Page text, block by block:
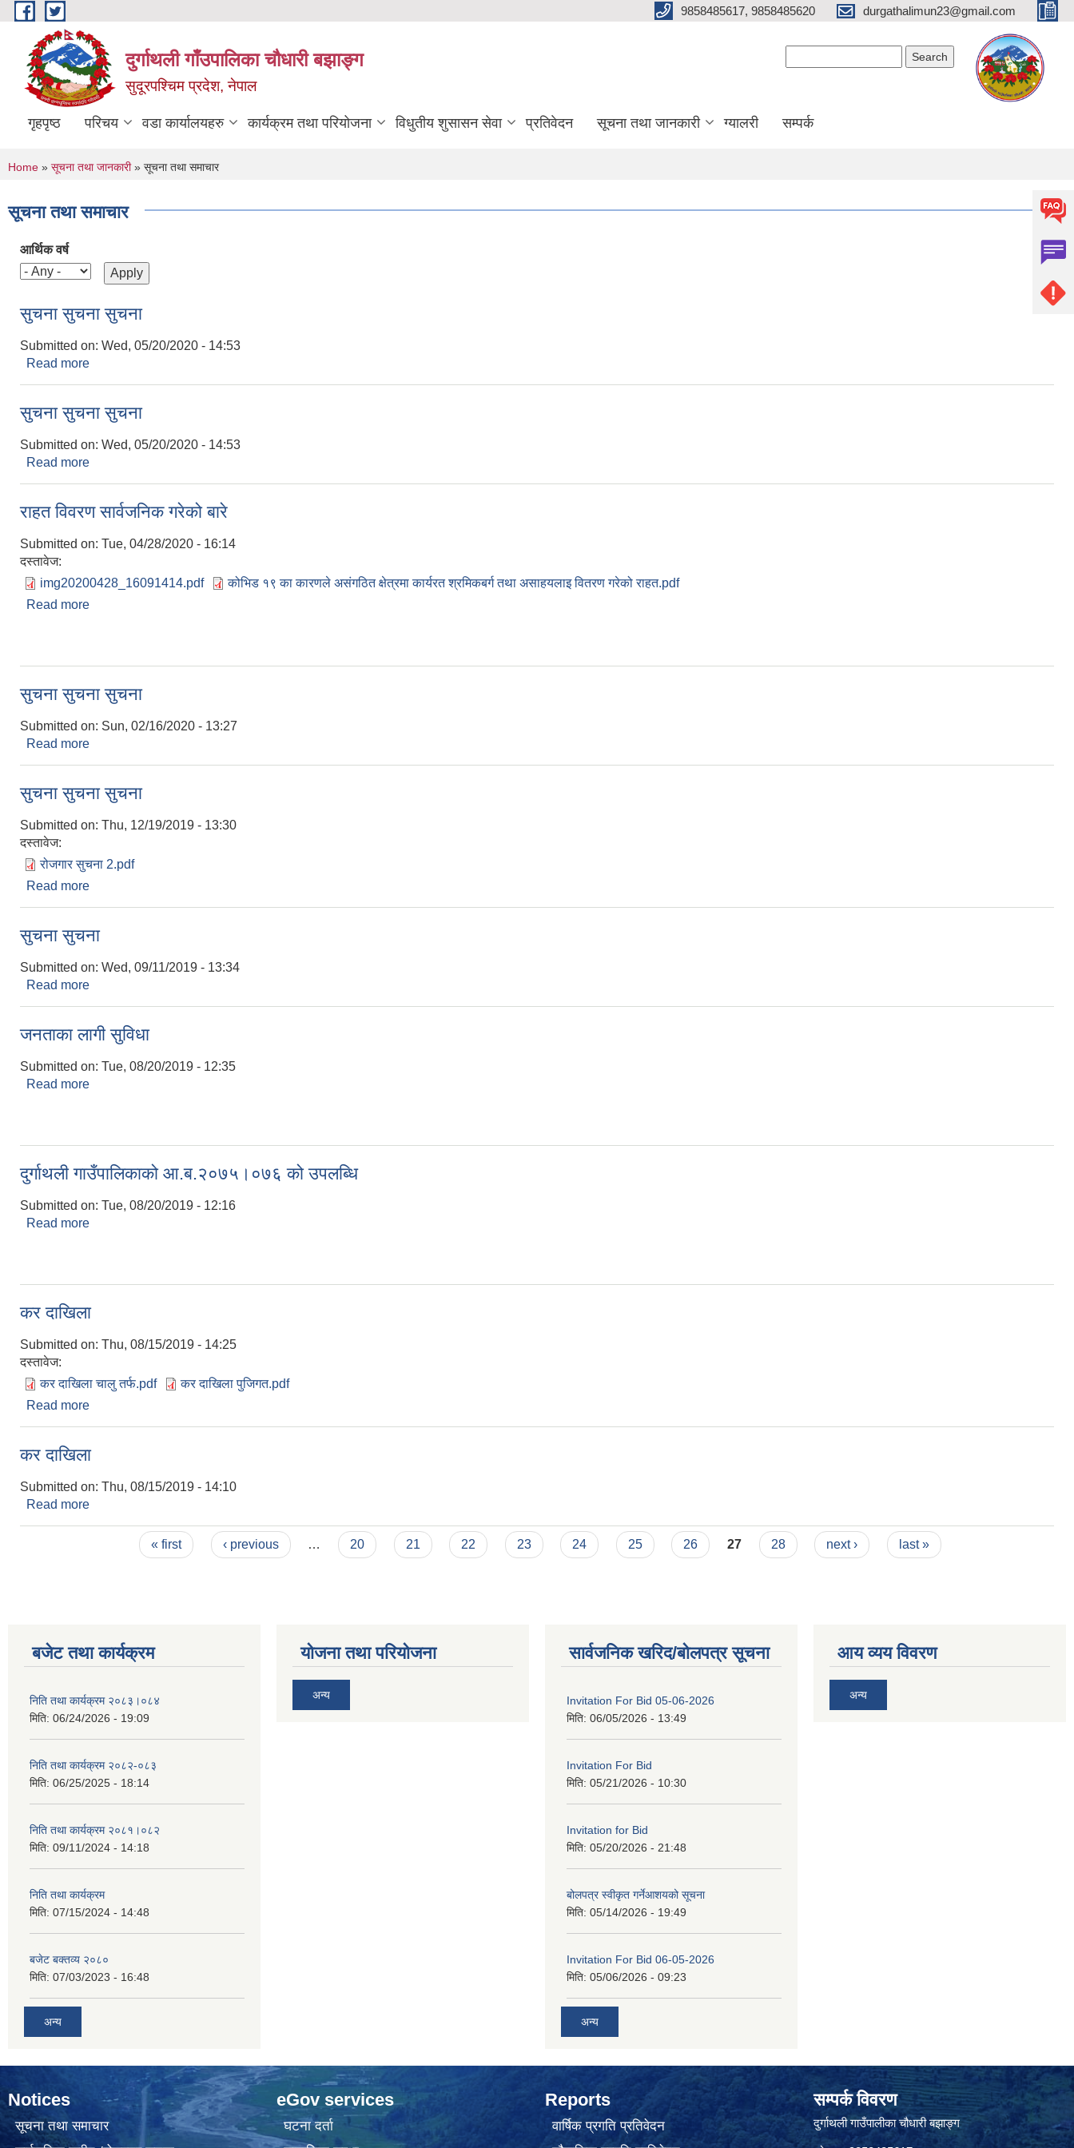
Skip to main content 9858485617, 9858485620 durgathalimun23@gmail.com
दुर्गाथली गाँउपालिका चौधारी बझाङ्ग
सुदूरपश्चिम प्रदेश, नेपाल
गृहपृष्ठ परिचय वडा कार्यालयहरु कार्यक्रम तथा परियोजना विधुतीय शुसासन सेवा प्रतिवेदन सूचना तथा जानकारी ग्यालरी सम्पर्क
You are here
Home » सूचना तथा जानकारी» सूचना तथा समाचार
सूचना तथा समाचार
आर्थिक वर्ष
सुचना सुचना सुचना
Submitted on: Wed, 05/20/2020 - 14:53
Read more
सुचना सुचना सुचना
Submitted on: Wed, 05/20/2020 - 14:53
Read more
राहत विवरण सार्वजनिक गरेको बारे
Submitted on: Tue, 04/28/2020 - 16:14
दस्तावेज:
img20200428_16091414.pdf
कोभिड १९ का कारणले असंगठित क्षेत्रमा कार्यरत श्रमिकबर्ग तथा असाहयलाइ वितरण गरेको राहत.pdf
Read more
सुचना सुचना सुचना
Submitted on: Sun, 02/16/2020 - 13:27
Read more
सुचना सुचना सुचना
Submitted on: Thu, 12/19/2019 - 13:30
दस्तावेज:
रोजगार सुचना 2.pdf
Read more
सुचना सुचना
Submitted on: Wed, 09/11/2019 - 13:34
Read more
जनताका लागी सुविधा
Submitted on: Tue, 08/20/2019 - 12:35
Read more
दुर्गाथली गाउँपालिकाको आ.ब.२०७५।०७६ को उपलब्धि
Submitted on: Tue, 08/20/2019 - 12:16
Read more
कर दाखिला
Submitted on: Thu, 08/15/2019 - 14:25
दस्तावेज:
कर दाखिला चालु तर्फ.pdf
कर दाखिला पुजिगत.pdf
Read more
कर दाखिला
Submitted on: Thu, 08/15/2019 - 14:10
Read more
« first ‹ previous … 20 21 22 23 24 25 26 27 28 next › last »
बजेट तथा कार्यक्रम
निति तथा कार्यक्रम २०८३।०८४
मिति: 06/24/2026 - 19:09
निति तथा कार्यक्रम २०८२-०८३
मिति: 06/25/2025 - 18:14
निति तथा कार्यक्रम २०८१।०८२
मिति: 09/11/2024 - 14:18
निति तथा कार्यक्रम
मिति: 07/15/2024 - 14:48
बजेट बक्तव्य २०८०
मिति: 07/03/2023 - 16:48
अन्य
योजना तथा परियोजना
अन्य
सार्वजनिक खरिद/बोलपत्र सूचना
Invitation For Bid 05-06-2026
मिति: 06/05/2026 - 13:49
Invitation For Bid
मिति: 05/21/2026 - 10:30
Invitation for Bid
मिति: 05/20/2026 - 21:48
बोलपत्र स्वीकृत गर्नेआशयको सूचना
मिति: 05/14/2026 - 19:49
Invitation For Bid 06-05-2026
मिति: 05/06/2026 - 09:23
अन्य
आय व्यय विवरण
अन्य
Notices
सूचना तथा समाचार
eGov services
घटना दर्ता
Reports
वार्षिक प्रगति प्रतिवेदन
सम्पर्क विवरण
दुर्गाथली गाउँपालीका चौधारी बझाङ्ग